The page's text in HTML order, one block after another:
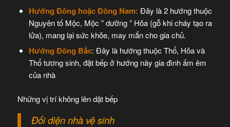
Hướng Đông hoặc Đông Nam: Đây là 2 hướng thuộc
Nguyên tố Mộc, Mộc ” dưỡng ” Hỏa (gỗ khi cháy tạo ra
lửa), mang lại sức khỏe, may mắn cho gia chủ.
Hướng Đông Bắc: Đây là hướng thuộc Thổ, Hỏa và
Thổ tương sinh, đặt bếp ở hướng này gia đình ấm êm
của nhà
Những vị trí không lên dặt bếp
Đối diện nhà vệ sinh